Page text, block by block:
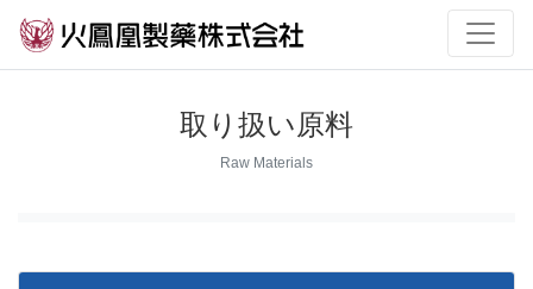
取り扱い原料
Raw Materials